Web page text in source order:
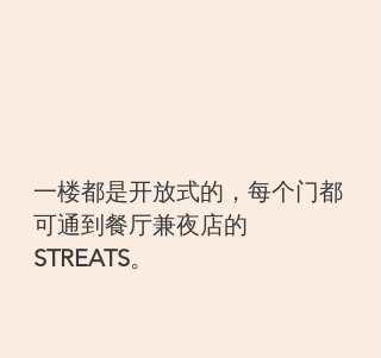
一楼都是开放式的，每个门都
可通到餐厅兼夜店的
STREATS。